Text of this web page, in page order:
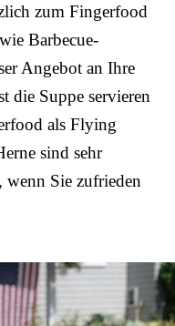
zum Fingerfood
Barbecue-
Angebot an Ihre
die Suppe servieren
als Flying
sind sehr
Sie zufrieden